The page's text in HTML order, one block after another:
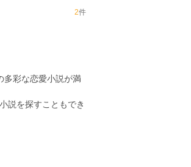
2件
多彩な恋愛小説が満
説を探すこともでき